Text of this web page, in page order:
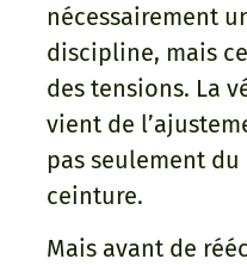
nécessairement
discipline, mais
des tensions. La
vient de
pas seulement
ceinture.
Mais avant de